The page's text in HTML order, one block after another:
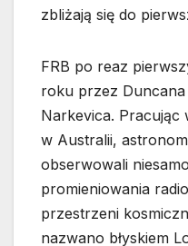
zbliżają się do
FRB po reaz
roku przez
Narkevica. Pracując
w Australii,
obserwowali
promieniowania
przestrzeni
nazwano błyskiem